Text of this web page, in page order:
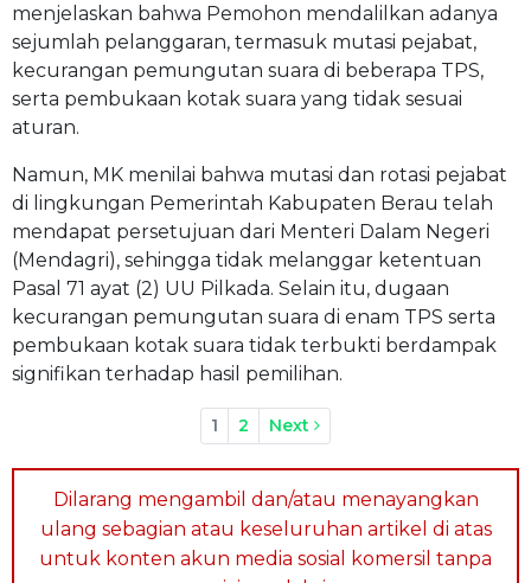
menjelaskan bahwa Pemohon mendalilkan adanya
sejumlah pelanggaran, termasuk mutasi pejabat,
kecurangan pemungutan suara di beberapa TPS,
serta pembukaan kotak suara yang tidak sesuai
aturan.
Namun, MK menilai bahwa mutasi dan rotasi pejabat
di lingkungan Pemerintah Kabupaten Berau telah
mendapat persetujuan dari Menteri Dalam Negeri
(Mendagri), sehingga tidak melanggar ketentuan
Pasal 71 ayat (2) UU Pilkada. Selain itu, dugaan
kecurangan pemungutan suara di enam TPS serta
pembukaan kotak suara tidak terbukti berdampak
signifikan terhadap hasil pemilihan.
1 2 Next
Dilarang mengambil dan/atau menayangkan
ulang sebagian atau keseluruhan artikel di atas
untuk konten akun media sosial komersil tanpa